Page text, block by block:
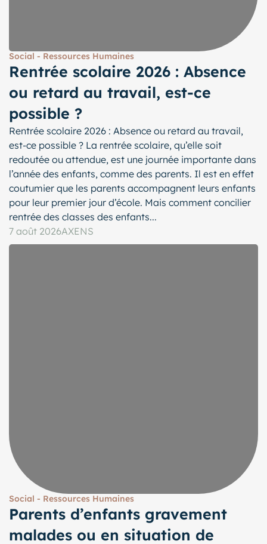
Social - Ressources Humaines
Rentrée scolaire 2026 : Absence
ou retard au travail, est-ce
possible ?
Rentrée scolaire 2026 : Absence ou retard au travail,
est-ce possible ? La rentrée scolaire, qu’elle soit
redoutée ou attendue, est une journée importante dans
l’année des enfants, comme des parents. Il est en effet
coutumier que les parents accompagnent leurs enfants
pour leur premier jour d’école. Mais comment concilier
rentrée des classes des enfants...
7 août 2026AXENS
Social - Ressources Humaines
Parents d’enfants gravement
malades ou en situation de